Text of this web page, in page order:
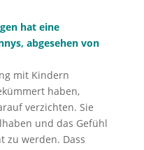
hat eine
abgesehen von
mit Kindern
haben,
verzichten. Sie
und das Gefühl
zu werden. Dass